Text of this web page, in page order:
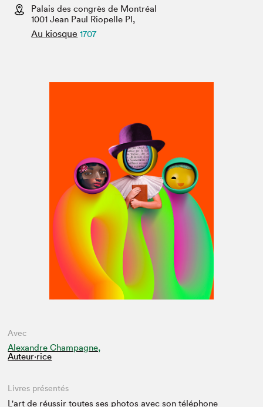
Espace médias
Palais des congrès de Montréal
1001 Jean Paul Riopelle Pl,
Au kiosque 1707
Avec
Alexandre Champagne,
Auteur·rice
Livres présentés
L'art de réussir toutes ses photos avec son téléphone